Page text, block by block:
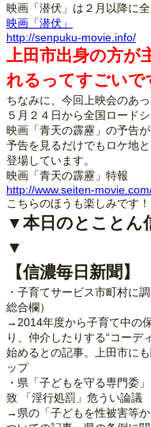
映画「潜伏」は２月以降に
映画「潜伏」
http://senpuku-movie.info/
上田市出身の方が
れるってすごいで
ちなみに、今回上映会のあ
５月２４日から全国ロード
映画「青天の霹靂」の予告
予告を見るだけでもロケ地
登場しています。
映画「青天の霹靂」特報
http://www.seiten-
こちらのほうも楽しみです！
▼本日のとことん
▼
【信濃毎日新聞】
・子育てサービス市町村に
総合欄）
→2014年度から子育て中の
り、仲介したりする“コーデ
始めるとの記事。上田市に
ップ
・県「子どもを守る専門委
致 「淫行処罰」危うい論議
→県の「子どもを性被害等